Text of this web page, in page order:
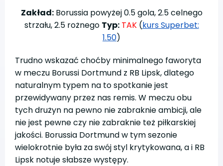
Zakład:Borussia powyżej 0.5 gola, 2.5 celnego
strzału, 2.5 rożnego Typ: TAK(kurs Superbet:
1.50)
Trudno wskazać choćby minimalnego faworyta
w meczu Borussi Dortmund z RB Lipsk, dlatego
naturalnym typem na to spotkanie jest
przewidywany przez nas remis. W meczu obu
tych drużyn na pewno nie zabraknie ambicji, ale
nie jest pewne czy nie zabraknie też piłkarskiej
jakości. Borussia Dortmund w tym sezonie
wielokrotnie była za swój styl krytykowana, a i RB
Lipsk notuje słabsze występy.